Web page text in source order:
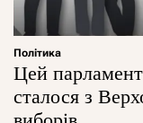
Політика
Цей
сталося з